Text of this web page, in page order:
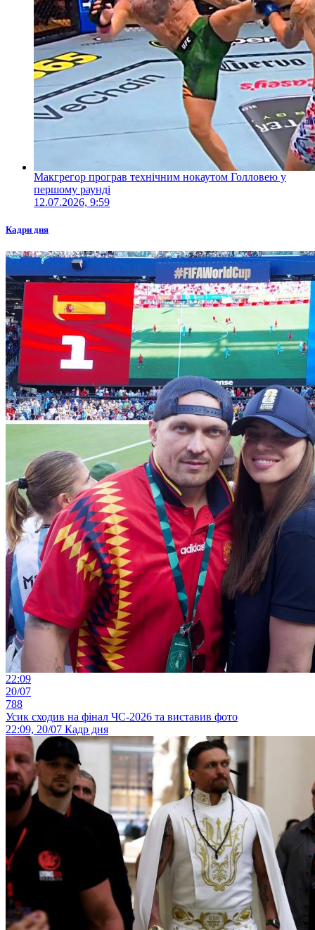
Макгрегор програв технічним нокаутом Голловею у
першому раунді
12.07.2026, 9:59
Кадри дня
22:09
20/07
788
Усик сходив на фінал ЧС-2026 та виставив фото
22:09, 20/07 Кадр дня